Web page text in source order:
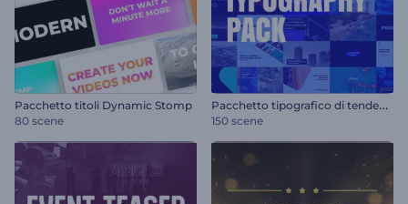
Pacchetto titoli Dynamic Stomp
80 scene
P
acchetto tipografico di tendenza
150 scene